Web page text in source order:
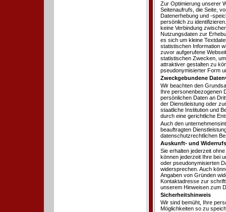
Zur Optimierung unserer
Seitenaufrufs, die Seite,
Datenerhebung und -
persönlich zu
keine Verbindung
Nutzungsdaten zur
es sich um kleine
statistischen Information
zuvor aufgerufene
statistischen Zwecken,
attraktiver gestalten zu
pseudonymisierter Form
Zweckgebundene
Wir beachten den
Ihre personenbezogenen
persönlichen Daten an
der Dienstleistung oder
staatliche Institution und
durch eine gerichtliche
Auch den
beauftragten
datenschutzrechtlichen
Auskunft- und
Sie erhalten jederzeit
können jederzeit Ihre bei
oder pseudonymisierten
widersprechen. Auch
Angaben von Gründen
Kontaktadresse zur
unserem Hinweisen zum
Sicherheitshinweis
Wir sind bemüht, Ihre
Möglichkeiten so zu